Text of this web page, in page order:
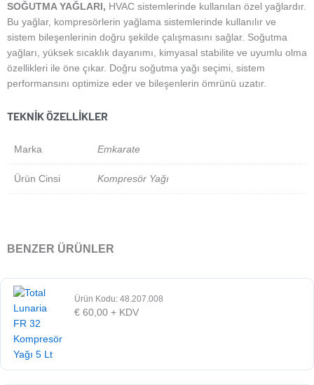
SOĞUTMA YAĞLARI, HVAC sistemlerinde kullanılan özel yağlardır.
Bu yağlar, kompresörlerin yağlama sistemlerinde kullanılır ve
sistem bileşenlerinin doğru şekilde çalışmasını sağlar. Soğutma
yağları, yüksek sıcaklık dayanımı, kimyasal stabilite ve uyumlu olma
özellikleri ile öne çıkar. Doğru soğutma yağı seçimi, sistem
performansını optimize eder ve bileşenlerin ömrünü uzatır.
TEKNIK ÖZELLIKLER
Marka Emkarate
Ürün Cinsi Kompresör Yağı
BENZER ÜRÜNLER
Ürün Kodu: 48.207.008
€ 60,00 + KDV